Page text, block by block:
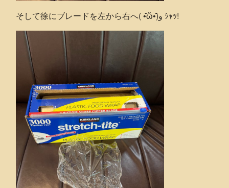
そして徐にブレードを左から右へ( •᷄ὤ•᷅)و ｼｬｯ!